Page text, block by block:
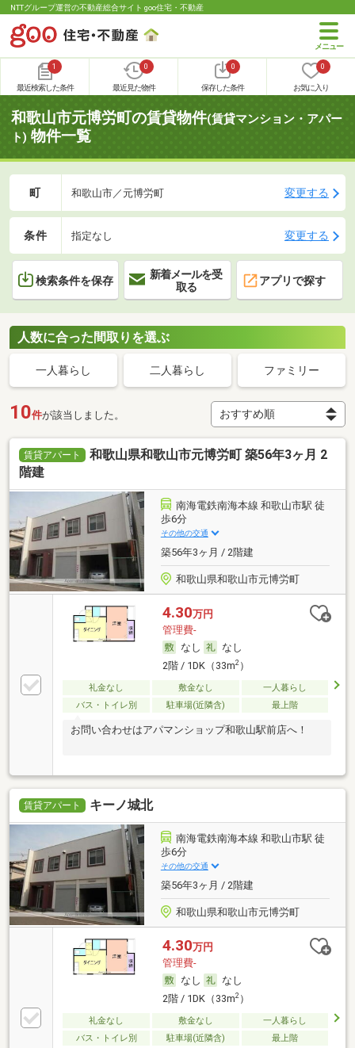
NTTグループ運営の不動産総合サイト goo住宅・不動産
1
最近検索した条件
0
最近見た物件
0
保存した条件
0
お気に入り
和歌山市元博労町の賃貸物件(賃貸マンション・アパー
ト) 物件一覧
町 和歌山市／元博労町 変更する
条件 指定なし 変更する
検索条件を保存
新着メールを受
取る
アプリで探す
人数に合った間取りを選ぶ
一人暮らし 二人暮らし ファミリー
10件が該当しました。
賃貸アパート
和歌山県和歌山市元博労町 築56年3ヶ月 2
階建
南海電鉄南海本線 和歌山市駅 徒
歩6分
その他の交通
築56年3ヶ月 / 2階建
和歌山県和歌山市元博労町
4.30万円
管理費-
なし
なし
2階 / 1DK（33m2）
礼金なし 敷金なし
一人暮らし
バス・トイレ別
駐車場(近隣含) 最上階
お問い合わせはアパマンショップ和歌山駅前店へ！
賃貸アパート キーノ城北
南海電鉄南海本線 和歌山市駅 徒
歩6分
その他の交通
築56年3ヶ月 / 2階建
和歌山県和歌山市元博労町
4.30万円
管理費-
なし
なし
2階 / 1DK（33m2）
礼金なし 敷金なし
一人暮らし
バス・トイレ別
駐車場(近隣含) 最上階